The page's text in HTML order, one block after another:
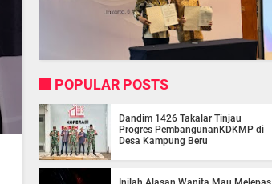
POPULAR POSTS
Dandim 1426 Takalar Tinjau
Progres PembangunanKDKMP di
Desa Kampung Beru